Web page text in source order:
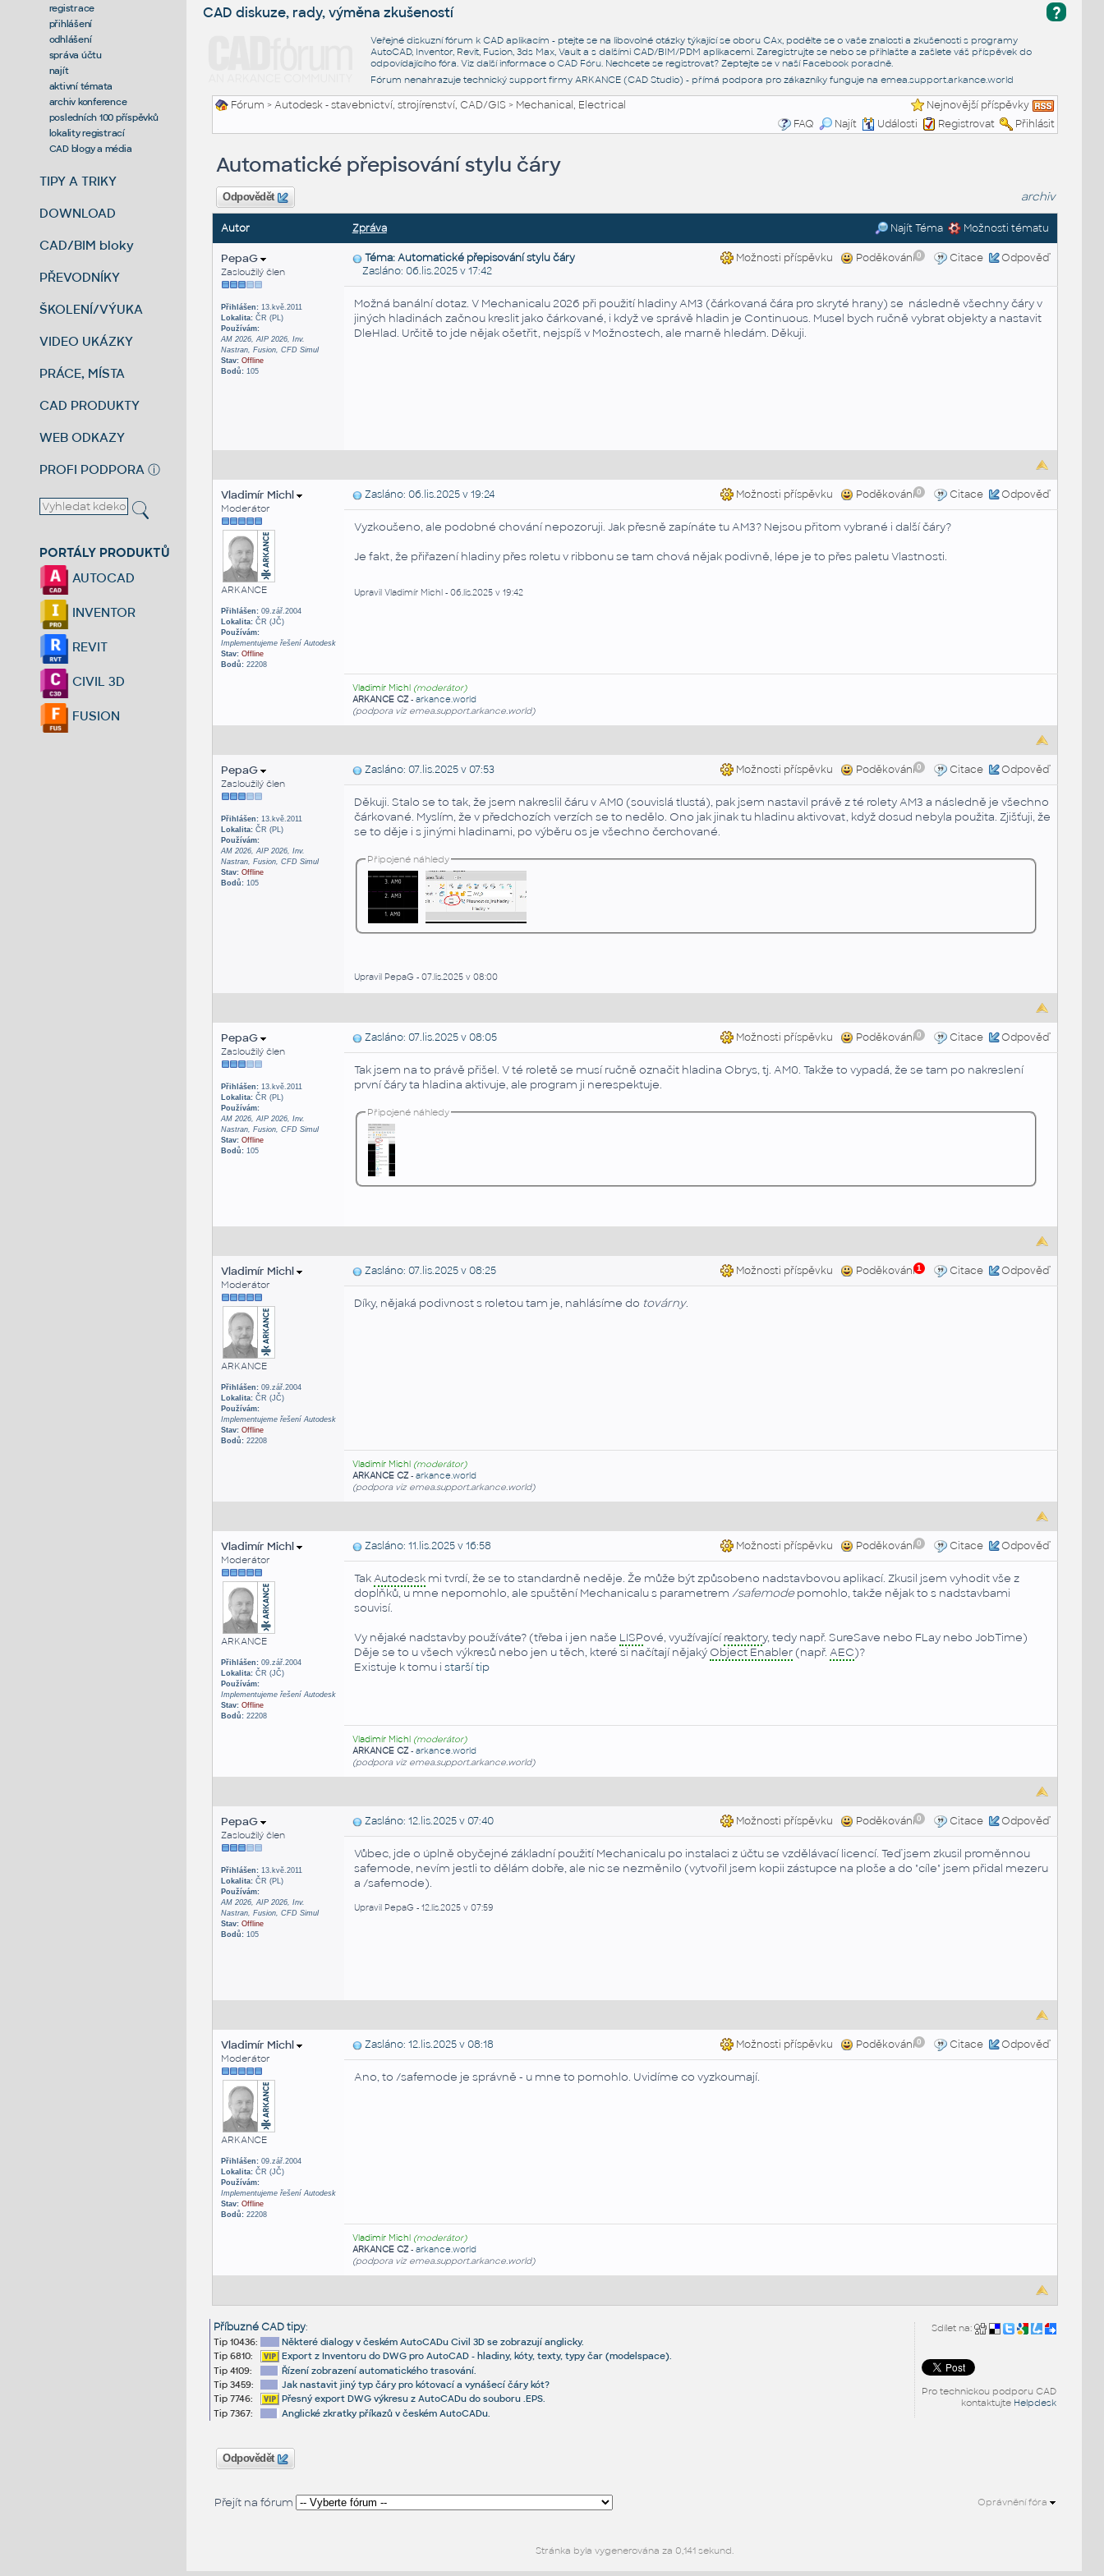
registrace
přihlášení
odhlášení
správa účtu
najít
aktivní témata
archiv konference
posledních 100 příspěvků
lokality registrací
CAD blogy a média
TIPY A TRIKY
DOWNLOAD
CAD/BIM bloky
PŘEVODNÍKY
ŠKOLENÍ/VÝUKA
VIDEO UKÁZKY
PRÁCE, MÍSTA
CAD PRODUKTY
WEB ODKAZY
PROFI PODPORA ⓘ
PORTÁLY PRODUKTŮ
AUTOCAD
INVENTOR
REVIT
CIVIL 3D
FUSION
?
CAD diskuze, rady, výměna zkušeností
Veřejné diskuzní fórum k CAD aplikacím - ptejte se na libovolné otázky týkající se oboru CAx, podělte se o vaše znalosti a zkušenosti s programy
AutoCAD, Inventor, Revit, Fusion, 3ds Max, Vault a s dalšími CAD/BIM/PDM aplikacemi. Zaregistrujte se nebo se přihlašte a zašlete váš příspěvek do
odpovídajícího fóra. Viz další informace o CAD Fóru. Nechcete se registrovat? Zeptejte se v naší Facebook poradně.
Fórum nenahrazuje technický support firmy ARKANCE (CAD Studio) - přímá podpora pro zákazníky funguje na emea.support.arkance.world
Fórum >Autodesk - stavebnictví, strojírenství, CAD/GIS> Mechanical, Electrical
Nejnovější příspěvky
FAQ
Najít Události Registrovat Přihlásit
Automatické přepisování stylu čáry
Odpovědět archiv
Autor Zpráva Najít Téma Možnosti tématu
PepaG
Zasloužilý člen
Přihlášen:13.kvě.2011
Lokalita:ČR (PL)
Používám:
AM 2026, AIP 2026, Inv.
Nastran, Fusion, CFD Simul
Stav: Offline
Bodů:105
Možnosti příspěvku Poděkování 0 Citace Odpověď
Téma: Automatické přepisování stylu čáry
Zasláno: 06.lis.2025 v 17:42
Možná banální dotaz. V Mechanicalu 2026 při použití hladiny AM3 (čárkovaná čára pro skryté hrany) se následně všechny čáry v
jiných hladinách začnou kreslit jako čárkované, i když ve správě hladin je Continuous. Musel bych ručně vybrat objekty a nastavit
DleHlad. Určitě to jde nějak ošetřit, nejspíš v Možnostech, ale marně hledám. Děkuji.
Vladimír Michl
Moderátor
ARKANCE
Přihlášen:09.zář.2004
Lokalita:ČR (JČ)
Používám:
Implementujeme řešení Autodesk
Stav: Offline
Bodů:22208
Možnosti příspěvku Poděkování 0 Citace Odpověď
Zasláno: 06.lis.2025 v 19:24
Vyzkoušeno, ale podobné chování nepozoruji. Jak přesně zapínáte tu AM3? Nejsou přitom vybrané i další čáry?
Je fakt, že přiřazení hladiny přes roletu v ribbonu se tam chová nějak podivně, lépe je to přes paletu Vlastnosti.
Upravil Vladimír Michl - 06.lis.2025 v 19:42
Vladimír Michl (moderátor)
ARKANCE CZ- arkance.world
(podpora viz emea.support.arkance.world)
PepaG
Zasloužilý člen
Přihlášen:13.kvě.2011
Lokalita:ČR (PL)
Používám:
AM 2026, AIP 2026, Inv.
Nastran, Fusion, CFD Simul
Stav: Offline
Bodů:105
Možnosti příspěvku Poděkování 0 Citace Odpověď
Zasláno: 07.lis.2025 v 07:53
Děkuji. Stalo se to tak, že jsem nakreslil čáru v AM0 (souvislá tlustá), pak jsem nastavil právě z té rolety AM3 a následně je všechno
čárkované. Myslím, že v předchozích verzích se to nedělo. Ono jak jinak tu hladinu aktivovat, když dosud nebyla použita. Zjišťuji, že
se to děje i s jinými hladinami, po výběru os je všechno čerchované.
Připojené náhledy
Upravil PepaG - 07.lis.2025 v 08:00
PepaG
Zasloužilý člen
Přihlášen:13.kvě.2011
Lokalita:ČR (PL)
Používám:
AM 2026, AIP 2026, Inv.
Nastran, Fusion, CFD Simul
Stav: Offline
Bodů:105
Možnosti příspěvku Poděkování 0 Citace Odpověď
Zasláno: 07.lis.2025 v 08:05
Tak jsem na to právě přišel. V té roletě se musí ručně označit hladina Obrys, tj. AM0. Takže to vypadá, že se tam po nakreslení
první čáry ta hladina aktivuje, ale program ji nerespektuje.
Připojené náhledy
Vladimír Michl
Moderátor
ARKANCE
Přihlášen:09.zář.2004
Lokalita:ČR (JČ)
Používám:
Implementujeme řešení Autodesk
Stav: Offline
Bodů:22208
Možnosti příspěvku Poděkování 1 Citace Odpověď
Zasláno: 07.lis.2025 v 08:25
Díky, nějaká podivnost s roletou tam je, nahlásíme do továrny.
Vladimír Michl (moderátor)
ARKANCE CZ- arkance.world
(podpora viz emea.support.arkance.world)
Vladimír Michl
Moderátor
ARKANCE
Přihlášen:09.zář.2004
Lokalita:ČR (JČ)
Používám:
Implementujeme řešení Autodesk
Stav: Offline
Bodů:22208
Možnosti příspěvku Poděkování 0 Citace Odpověď
Zasláno: 11.lis.2025 v 16:58
TakAutodeskmi tvrdí, že se to standardně neděje. Že může být způsobeno nadstavbovou aplikací. Zkusil jsem vyhodit vše z
doplňků, u mne nepomohlo, ale spuštění Mechanicalu s parametrem /safemodepomohlo, takže nějak to s nadstavbami
souvisí.
Vy nějaké nadstavby používáte? (třeba i jen naše LISPové, využívajícíreaktory, tedy např. SureSave nebo FLay nebo JobTime)
Děje se to u všech výkresů nebo jen u těch, které si načítají nějaký Object Enabler(např. AEC)?
Existuje k tomu i starší tip
Vladimír Michl (moderátor)
ARKANCE CZ- arkance.world
(podpora viz emea.support.arkance.world)
PepaG
Zasloužilý člen
Přihlášen:13.kvě.2011
Lokalita:ČR (PL)
Používám:
AM 2026, AIP 2026, Inv.
Nastran, Fusion, CFD Simul
Stav: Offline
Bodů:105
Možnosti příspěvku Poděkování 0 Citace Odpověď
Zasláno: 12.lis.2025 v 07:40
Vůbec, jde o úplně obyčejné základní použití Mechanicalu po instalaci z účtu se vzdělávací licencí. Teď jsem zkusil proměnnou
safemode, nevím jestli to dělám dobře, ale nic se nezměnilo (vytvořil jsem kopii zástupce na ploše a do "cíle" jsem přidal mezeru
a /safemode).
Upravil PepaG - 12.lis.2025 v 07:59
Vladimír Michl
Moderátor
ARKANCE
Přihlášen:09.zář.2004
Lokalita:ČR (JČ)
Používám:
Implementujeme řešení Autodesk
Stav: Offline
Bodů:22208
Možnosti příspěvku Poděkování 0 Citace Odpověď
Zasláno: 12.lis.2025 v 08:18
Ano, to /safemode je správně - u mne to pomohlo. Uvidíme co vyzkoumají.
Vladimír Michl (moderátor)
ARKANCE CZ- arkance.world
(podpora viz emea.support.arkance.world)
Sdílet na:
Pro technickou podporu CAD
kontaktujte Helpdesk
Příbuzné CAD tipy:
Tip 10436:
Některé dialogy v českém AutoCADu Civil 3D se zobrazují anglicky.
Tip 6810:
Export z Inventoru do DWG pro AutoCAD - hladiny, kóty, texty, typy čar (modelspace).
Tip 4109:
Řízení zobrazení automatického trasování.
Tip 3459:
Jak nastavit jiný typ čáry pro kótovací a vynášecí čáry kót?
Tip 7746:
Přesný export DWG výkresu z AutoCADu do souboru .EPS.
Tip 7367:
Anglické zkratky příkazů v českém AutoCADu.
Odpovědět
Přejít na fórum Oprávnění fóra
Stránka byla vygenerována za 0,141 sekund.